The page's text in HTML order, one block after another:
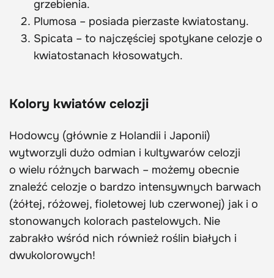
grzebienia.
Plumosa – posiada pierzaste kwiatostany.
Spicata – to najczęściej spotykane celozje o
kwiatostanach kłosowatych.
Kolory kwiatów celozji
Hodowcy (głównie z Holandii i Japonii)
wytworzyli dużo odmian i kultywarów celozji
o wielu różnych barwach – możemy obecnie
znaleźć celozje o bardzo intensywnych barwach
(żółtej, różowej, fioletowej lub czerwonej) jak i o
stonowanych kolorach pastelowych. Nie
zabrakło wśród nich również roślin białych i
dwukolorowych!